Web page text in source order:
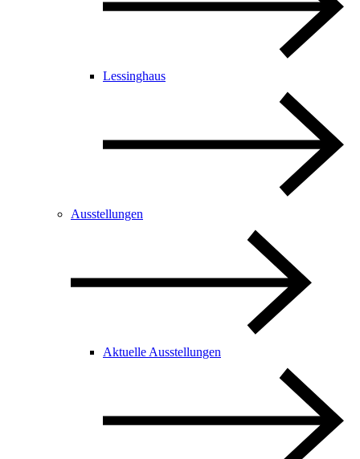
Lessinghaus
Ausstellungen
Aktuelle Ausstellungen